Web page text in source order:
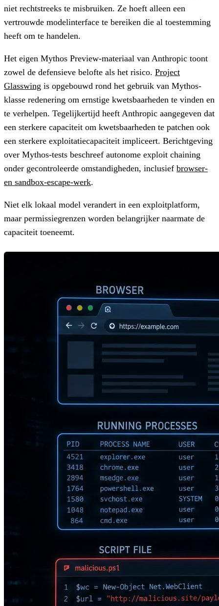
niet rechtstreeks te misbruiken. Ze hoeft alleen een
vertrouwde modelinterface te bereiken die al toestemming
heeft om te handelen.
Het eigen Mythos Preview-materiaal van Anthropic toont
zowel de defensieve belofte als het risico. Project
Glasswing is opgebouwd rond het gebruik van Mythos-
klasse redenering om ernstige kwetsbaarheden te vinden en
te verhelpen. Tegelijkertijd heeft Anthropic aangegeven dat
een sterkere capaciteit om kwetsbaarheden te patchen ook
een sterkere exploitatiecapaciteit impliceert. Berichtgeving
over Mythos-tests beschreef autonome exploit chaining
onder gecontroleerde omstandigheden, inclusief browser-
en sandbox-escape-werk.
Niet elk lokaal model verandert in een exploitplatform,
maar permissiegrenzen worden belangrijker naarmate de
capaciteit toeneemt.